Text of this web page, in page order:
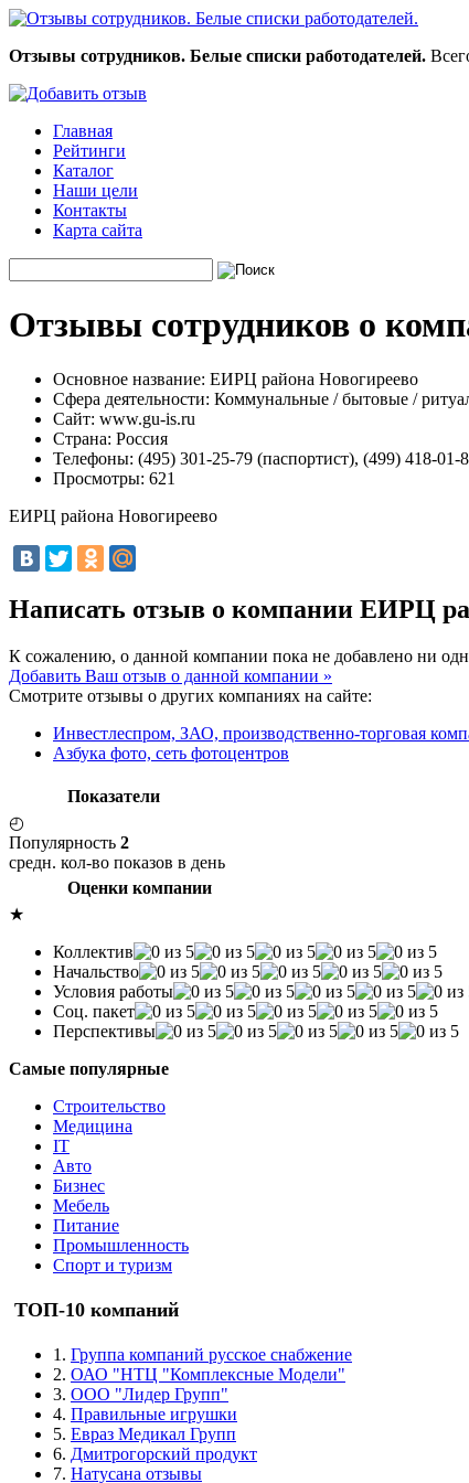
Отзывы сотрудников. Белые списки работодателей.
Главная
Рейтинги
Каталог
Наши цели
Контакты
Карта сайта
Отзывы сотрудников о
Основное название: ЕИРЦ района Новогиреево
Сфера деятельности: Коммунальные / бытовые /
Сайт: www.gu-is.ru
Страна: Россия
Телефоны: (495) 301-25-79 (паспортист), (499) 418-
Просмотры: 621
ЕИРЦ района Новогиреево
Написать отзыв о компании ЕИРЦ
К сожалению, о данной компании пока не добавлено ни
Добавить Ваш отзыв о данной компании »
Смотрите отзывы о других компаниях на сайте:
Инвестлеспром, ЗАО, производственно-торговая
Азбука фото, сеть фотоцентров
Показатели
◴
Популярность 2
средн. кол-во показов в день
Оценки компании
★
Коллектив
Начальство
Условия работы
Соц. пакет
Перспективы
Самые популярные
Строительство
Медицина
IT
Авто
Бизнес
Мебель
Питание
Промышленность
Спорт и туризм
ТОП-10 компаний
1. Группа компаний русское снабжение
2. ОАО "НТЦ "Комплексные Модели"
3. ООО "Лидер Групп"
4. Правильные игрушки
5. Евраз Медикал Групп
6. Дмитрогорский продукт
7. Натусана отзывы